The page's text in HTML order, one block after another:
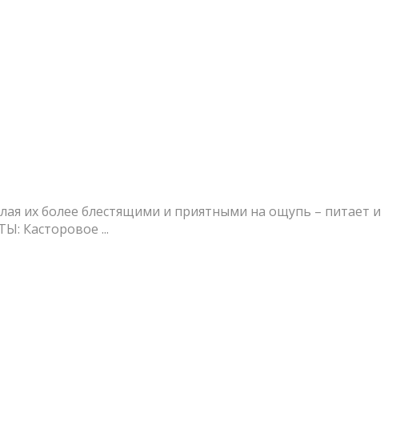
их более блестящими и приятными на ощупь – питает и
Касторовое ...